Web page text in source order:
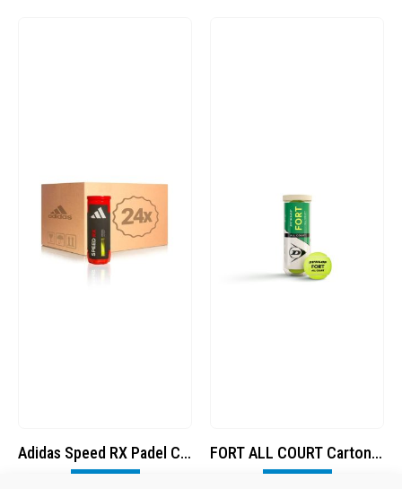
Adidas Speed RX Padel Cartone da 24 tubi da 3 palle FORT ALL COURT Cartone 24 tubi da 3 palle